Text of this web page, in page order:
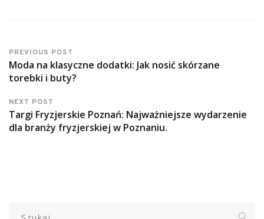
PREVIOUS POST
Moda na klasyczne dodatki: Jak nosić skórzane
torebki i buty?
NEXT POST
Targi Fryzjerskie Poznań: Najważniejsze wydarzenie
dla branży fryzjerskiej w Poznaniu.